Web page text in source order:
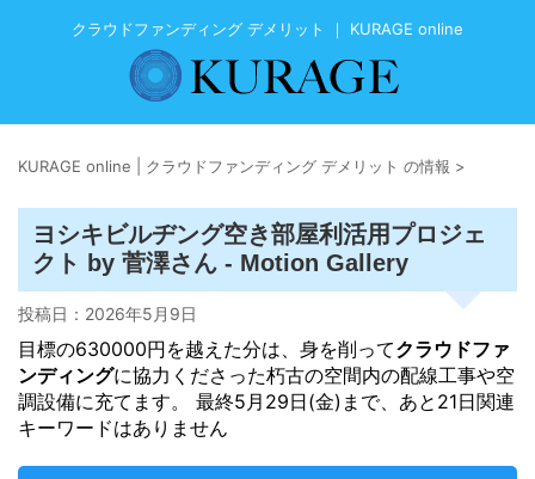
クラウドファンディング デメリット ｜ KURAGE online
KURAGE online | クラウドファンディング デメリット の情報 >
ヨシキビルヂング空き部屋利活用プロジェ
クト by 菅澤さん - Motion Gallery
投稿日： 2026年5月9日
目標の630000円を越えた分は、身を削ってクラウドファ
ンディングに協力くださった朽古の空間内の配線工事や空
調設備に充てます。 最終5月29日(金)まで、あと21日関連
キーワードはありません